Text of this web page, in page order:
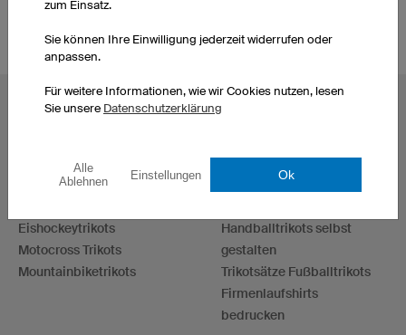
BELIEBTE THEMEN
Fußballtrikots
Basketballtrikots
Eishockeytrikots
Motocross Trikots
Mountainbiketrikots
Handballtrikots selbst
gestalten
Trikotsätze Fußballtrikots
Firmenlaufshirts
bedrucken
zum Einsatz.
Sie können Ihre Einwilligung jederzeit widerrufen oder
anpassen.
Für weitere Informationen, wie wir Cookies nutzen, lesen
Sie unsere Datenschutzerklärung
Alle
Ablehnen
Einstellungen Ok